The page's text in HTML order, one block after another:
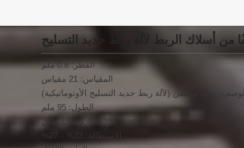
القطر: 0.8 ملم
المقياس: 21 مقياس
الوصف: سلك مجلفن (لآلة ربط حديد التسليح الأوتوماتيكية)
الطول: 95 ملم
قوة الشد: 350-400 ميجا باسكال
الاستطالة: 23% - 27%